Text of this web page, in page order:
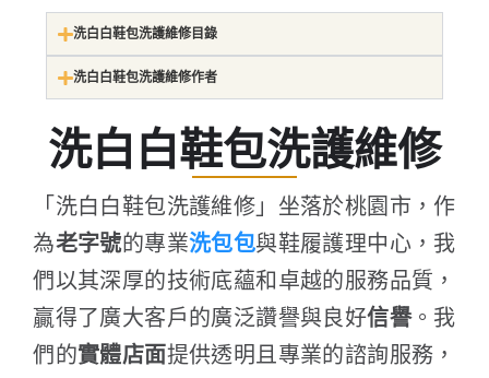
洗白白鞋包洗護維修目錄
洗白白鞋包洗護維修作者
洗白白鞋包洗護維修
「洗白白鞋包洗護維修」坐落於桃園市，作
為老字號的專業洗包包與鞋履護理中心，我
們以其深厚的技術底蘊和卓越的服務品質，
贏得了廣大客戶的廣泛讚譽與良好信譽。我
們的實體店面提供透明且專業的諮詢服務，